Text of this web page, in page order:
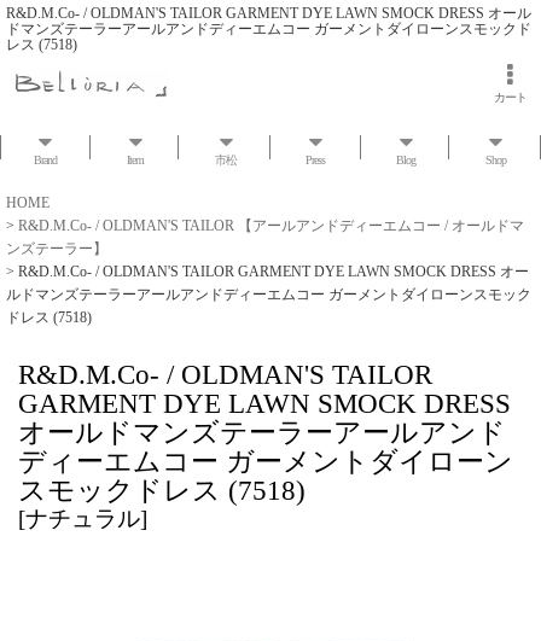
R&D.M.Co- / OLDMAN'S TAILOR GARMENT DYE LAWN SMOCK DRESS オール
ドマンズテーラーアールアンドディーエムコー ガーメントダイローンスモックド
レス (7518)
カート
Brand Item 市松 Press Blog Shop
HOME
> R&D.M.Co- / OLDMAN'S TAILOR 【アールアンドディーエムコー / オールドマ
ンズテーラー】
> R&D.M.Co- / OLDMAN'S TAILOR GARMENT DYE LAWN SMOCK DRESS オー
ルドマンズテーラーアールアンドディーエムコー ガーメントダイローンスモック
ドレス (7518)
R&D.M.Co- / OLDMAN'S TAILOR
GARMENT DYE LAWN SMOCK DRESS
オールドマンズテーラーアールアンド
ディーエムコー ガーメントダイローン
スモックドレス (7518)
[ナチュラル]